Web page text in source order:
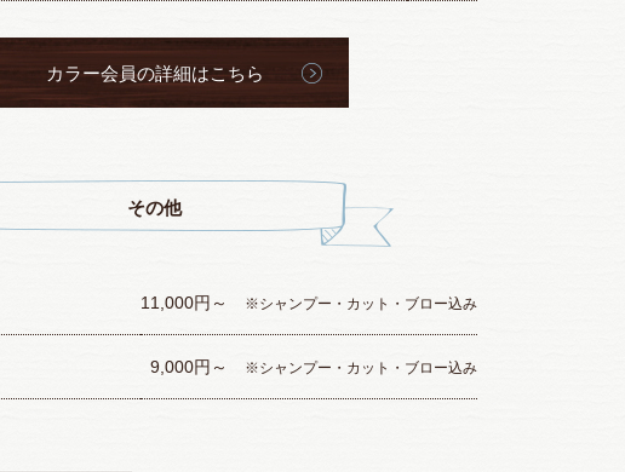
カラー会員の詳細はこちら
その他
11,000円～ ※シャンプー・カット・ブロー込み
9,000円～ ※シャンプー・カット・ブロー込み